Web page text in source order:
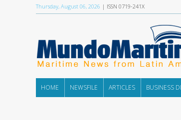
Thursday, August 06, 2026 | ISSN 0719-241X
HOME NEWSFILE ARTICLES BUSINESS